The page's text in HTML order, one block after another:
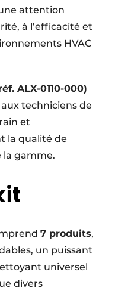
attention
à l’efficacité et
HVAC
ALX-0110-000)
techniciens de
et
la qualité de
la gamme.
7 produits,
un puissant
universel
divers